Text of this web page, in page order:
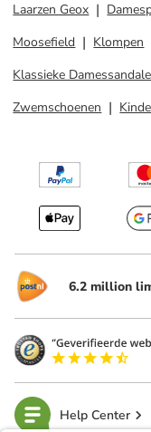
Laarzen Geox
Moosefield
Klompen
Klassieke
Zwemschoenen
6.2 million
Help Center